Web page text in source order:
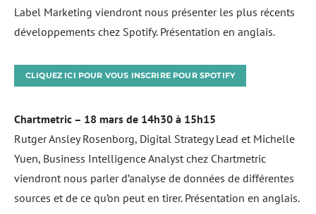
Label Marketing viendront nous présenter les plus récents
développements chez Spotify. Présentation en anglais.
CLIQUEZ ICI POUR VOUS INSCRIRE POUR SPOTIFY
Chartmetric – 18 mars de 14h30 à 15h15
Rutger Ansley Rosenborg, Digital Strategy Lead et Michelle
Yuen, Business Intelligence Analyst chez Chartmetric
viendront nous parler d’analyse de données de différentes
sources et de ce qu’on peut en tirer. Présentation en anglais.